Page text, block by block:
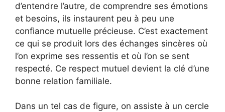
d’entendre l’autre, de comprendre ses émotions
et besoins, ils instaurent peu à peu une
confiance mutuelle précieuse. C’est exactement
ce qui se produit lors des échanges sincères où
l’on exprime ses ressentis et où l’on se sent
respecté. Ce respect mutuel devient la clé d’une
bonne relation familiale.
Dans un tel cas de figure, on assiste à un cercle